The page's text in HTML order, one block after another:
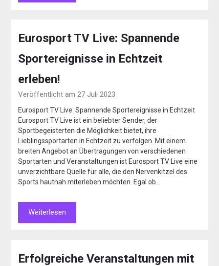
Eurosport TV Live: Spannende
Sportereignisse in Echtzeit
erleben!
Veröffentlicht am 27 Juli 2023
Eurosport TV Live: Spannende Sportereignisse in Echtzeit
Eurosport TV Live ist ein beliebter Sender, der
Sportbegeisterten die Möglichkeit bietet, ihre
Lieblingssportarten in Echtzeit zu verfolgen. Mit einem
breiten Angebot an Übertragungen von verschiedenen
Sportarten und Veranstaltungen ist Eurosport TV Live eine
unverzichtbare Quelle für alle, die den Nervenkitzel des
Sports hautnah miterleben möchten. Egal ob…
Weiterlesen
Erfolgreiche Veranstaltungen mit